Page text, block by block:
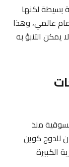
بسيطة لكنها
عالمي، وهذا
يمكن التنبؤ به
منذ
للدوج كوين
الكبيرة